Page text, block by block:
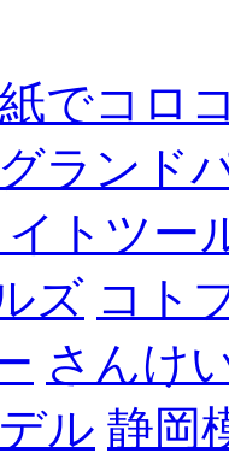
紙でコロ
ランド
トツー
ズ コト
さんけ
ル 静岡